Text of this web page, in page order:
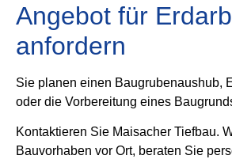
Angebot für
anfordern
Sie planen einen Baugrubenaushub,
oder die Vorbereitung eines
Kontaktieren Sie Maisacher Tiefbau.
Bauvorhaben vor Ort, beraten Sie